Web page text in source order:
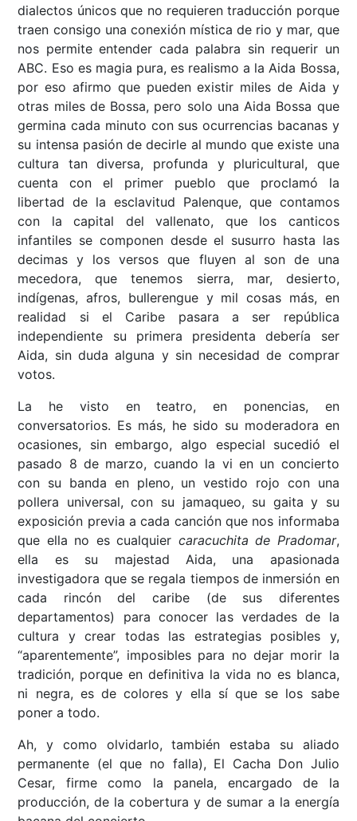
dialectos únicos que no requieren traducción porque
traen consigo una conexión mística de rio y mar, que
nos permite entender cada palabra sin requerir un
ABC. Eso es magia pura, es realismo a la Aida Bossa,
por eso afirmo que pueden existir miles de Aida y
otras miles de Bossa, pero solo una Aida Bossa que
germina cada minuto con sus ocurrencias bacanas y
su intensa pasión de decirle al mundo que existe una
cultura tan diversa, profunda y pluricultural, que
cuenta con el primer pueblo que proclamó la
libertad de la esclavitud Palenque, que contamos
con la capital del vallenato, que los canticos
infantiles se componen desde el susurro hasta las
decimas y los versos que fluyen al son de una
mecedora, que tenemos sierra, mar, desierto,
indígenas, afros, bullerengue y mil cosas más, en
realidad si el Caribe pasara a ser república
independiente su primera presidenta debería ser
Aida, sin duda alguna y sin necesidad de comprar
votos.
La he visto en teatro, en ponencias, en
conversatorios. Es más, he sido su moderadora en
ocasiones, sin embargo, algo especial sucedió el
pasado 8 de marzo, cuando la vi en un concierto
con su banda en pleno, un vestido rojo con una
pollera universal, con su jamaqueo, su gaita y su
exposición previa a cada canción que nos informaba
que ella no es cualquier caracuchita de Pradomar,
ella es su majestad Aida, una apasionada
investigadora que se regala tiempos de inmersión en
cada rincón del caribe (de sus diferentes
departamentos) para conocer las verdades de la
cultura y crear todas las estrategias posibles y,
“aparentemente”, imposibles para no dejar morir la
tradición, porque en definitiva la vida no es blanca,
ni negra, es de colores y ella sí que se los sabe
poner a todo.
Ah, y como olvidarlo, también estaba su aliado
permanente (el que no falla), El Cacha Don Julio
Cesar, firme como la panela, encargado de la
producción, de la cobertura y de sumar a la energía